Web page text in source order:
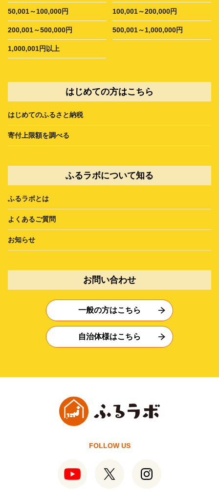
50,001～100,000円 100,001～200,000円
200,001～500,000円 500,001～1,000,000円
1,000,001円以上
はじめての方はこちら
はじめてのふるさと納税
寄付上限額を調べる
ふるラボについて知る
ふるラボとは
よくあるご質問
お知らせ
お問い合わせ
一般の方はこちら
自治体様はこちら
FOLLOW US